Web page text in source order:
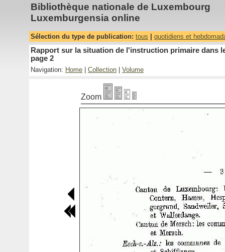
Bibliothèque nationale de Luxembourg
Luxemburgensia online
Sélection du type de publication: tous quotidiens et
Rapport sur la situation de l'instruction primaire dans
page 2
Navigation: Home Collection Volume
Zoom